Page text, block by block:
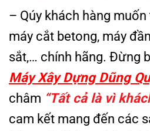
– Qúy khách hàng
máy cắt betong, máy
sắt,… chính hãng. Đừng
Máy Xây Dựng Dũng
châm “Tất cả là vì
cam kết mang đến các